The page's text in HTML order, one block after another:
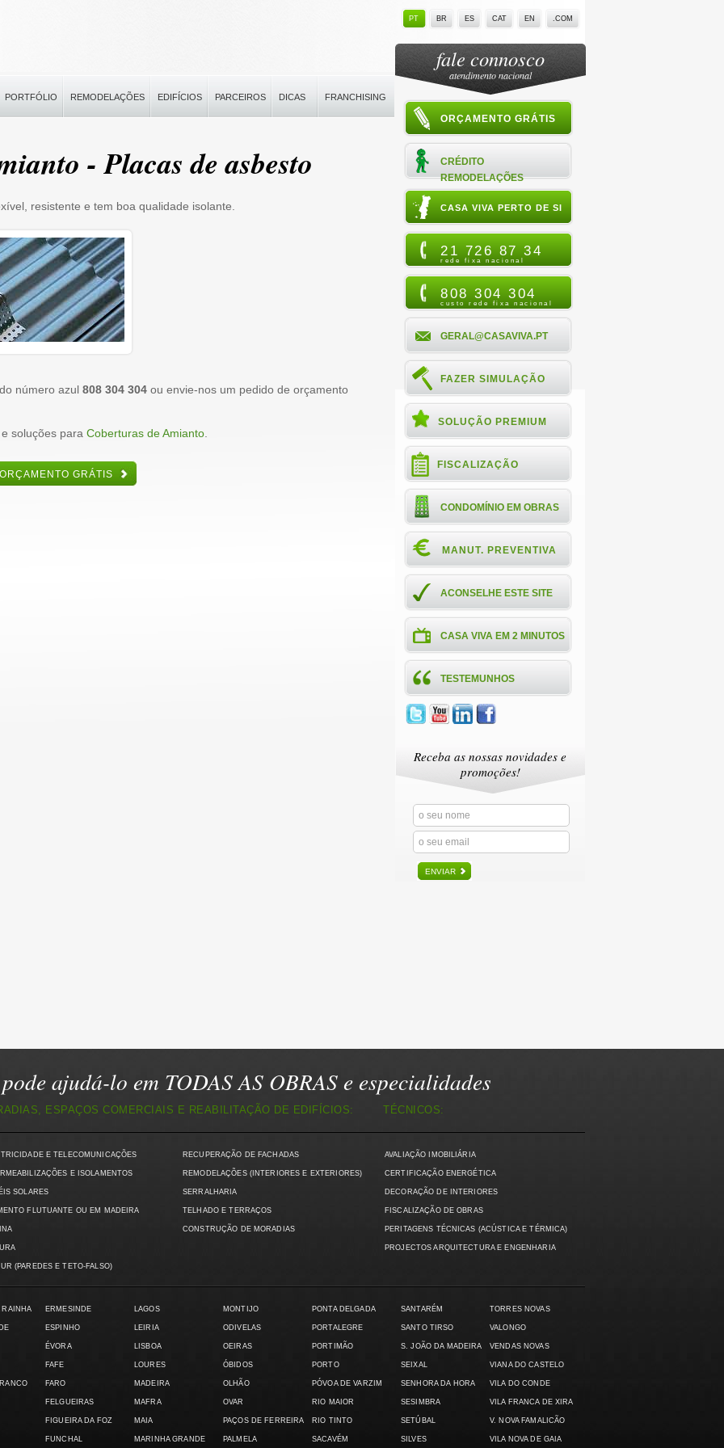
PT BR ES CAT EN .COM
PORTFÓLIO REMODELAÇÕES EDIFÍCIOS PARCEIROS DICAS FRANCHISING
- Placas de asbesto
resistente e tem boa qualidade isolante.
número azul 808 304 304 ou envie-nos um pedido de orçamento
soluções para Coberturas de Amianto
GRÁTIS
fale connosco
atendimento nacional
ORÇAMENTO GRÁTIS
CRÉDITO
REMODELAÇÕES
CASA VIVA PERTO DE SI
21 726 87 34
rede fixa nacional
808 304 304
custo rede fixa nacional
GERAL@CASAVIVA.PT
FAZER SIMULAÇÃO
SOLUÇÃO PREMIUM
FISCALIZAÇÃO
CONDOMÍNIO EM OBRAS
MANUT. PREVENTIVA
ACONSELHE ESTE SITE
CASA VIVA EM 2 MINUTOS
TESTEMUNHOS
Receba as nossas novidades e
promoções!
ENVIAR
ajudá-lo em TODAS AS OBRAS e especialidades
ESPAÇOS COMERCIAIS E REABILITAÇÃO DE EDIFÍCIOS: TÉCNICOS:
E TELECOMUNICAÇÕES
E ISOLAMENTOS
SOLARES
FLUTUANTE OU EM MADEIRA
(PAREDES E TETO-FALSO)
RECUPERAÇÃO DE FACHADAS
REMODELAÇÕES (INTERIORES E EXTERIORES)
SERRALHARIA
TELHADO E TERRAÇOS
CONSTRUÇÃO DE MORADIAS
AVALIAÇÃO IMOBILIÁRIA
CERTIFICAÇÃO ENERGÉTICA
DECORAÇÃO DE INTERIORES
FISCALIZAÇÃO DE OBRAS
PERITAGENS TÉCNICAS (ACÚSTICA E TÉRMICA)
PROJECTOS ARQUITECTURA E ENGENHARIA
RAINHA ERMESINDE
ESPINHO
ÉVORA
FAFE
FARO
FELGUEIRAS
FIGUEIRA DA FOZ
FUNCHAL
LAGOS
LEIRIA
LISBOA
LOURES
MADEIRA
MAFRA
MAIA
MARINHA GRANDE
MONTIJO
ODIVELAS
OEIRAS
ÓBIDOS
OLHÃO
OVAR
PAÇOS DE FERREIRA
PALMELA
PONTA DELGADA
PORTALEGRE
PORTIMÃO
PORTO
PÓVOA DE VARZIM
RIO MAIOR
RIO TINTO
SACAVÉM
SANTARÉM
SANTO TIRSO
S. JOÃO DA MADEIRA
SEIXAL
SENHORA DA HORA
SESIMBRA
SETÚBAL
SILVES
TORRES NOVAS
VALONGO
VENDAS NOVAS
VIANA DO CASTELO
VILA DO CONDE
VILA FRANCA DE XIRA
V. NOVA FAMALICÃO
VILA NOVA DE GAIA